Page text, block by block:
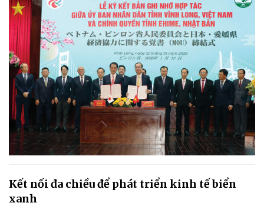
Kết nối đa chiều để phát triển kinh tế biển
xanh